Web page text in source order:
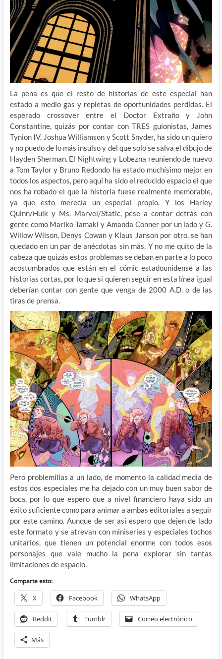
La pena es que el resto de historias de este especial han
estado a medio gas y repletas de oportunidades perdidas. El
esperado crossover entre el Doctor Extraño y John
Constantine, quizás por contar con TRES guionistas, James
Tynion IV, Joshua Williamson y Scott Snyder, ha sido un quiero
y no puedo de lo más insulso y del que solo se salva el dibujo de
Hayden Sherman. El Nightwing y Lobezna reuniendo de nuevo
a Tom Taylor y Bruno Redondo ha estado muchísimo mejor en
todos los aspectos, pero aquí ha sido el reducido espacio el que
nos ha robado el que la historia fuese realmente memorable,
ya que esto merecía un especial propio. Y los Harley
Quinn/Hulk y Ms. Marvel/Static, pese a contar detrás con
gente como Mariko Tamaki y Amanda Conner por un lado y G.
Willow Wilson, Denys Cowan y Klaus Janson por otro, se han
quedado en un par de anécdotas sin más. Y no me quito de la
cabeza que quizás estos problemas se deban en parte a lo poco
acostumbrados que están en el cómic estadounidense a las
historias cortas, por lo que si quieren seguir en esta línea igual
deberían contar con gente que venga de 2000 A.D. o de las
tiras de prensa.
Pero problemillas a un lado, de momento la calidad media de
estos dos especiales me ha dejado con un muy buen sabor de
boca, por lo que espero que a nivel financiero haya sido un
éxito suficiente como para animar a ambas editoriales a seguir
por este camino. Aunque de ser así espero que dejen de lado
este formato y se atrevan con miniseries y especiales tochos
unitarios, que tienen un potencial enorme con todos esos
personajes que vale mucho la pena explorar sin tantas
limitaciones de espacio.
Comparte esto:
X Facebook WhatsApp
Reddit Tumblr Correo electrónico
Más